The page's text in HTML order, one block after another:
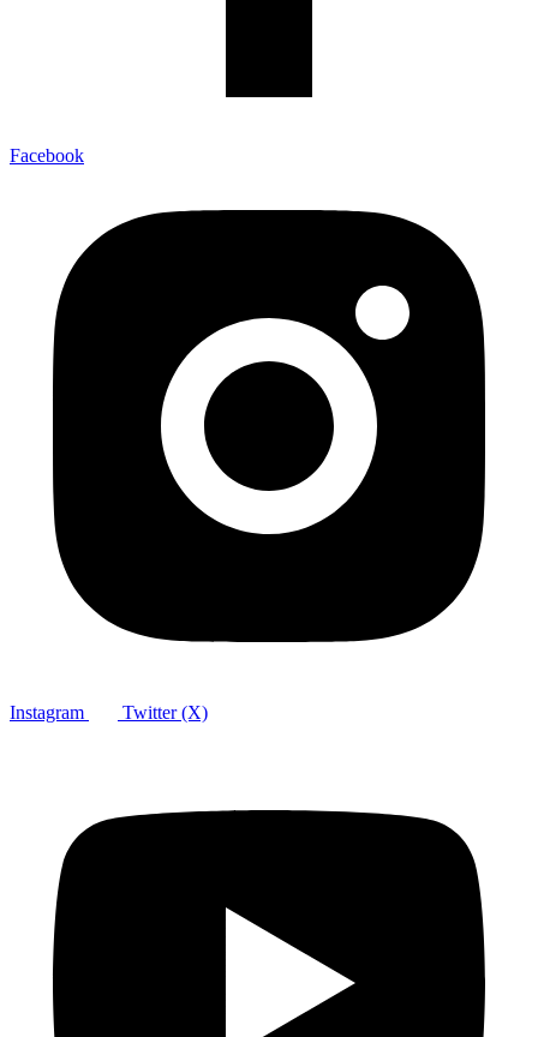
Facebook
Instagram Twitter (X)